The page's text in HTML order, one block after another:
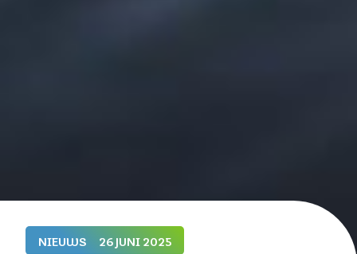
NIEUWS 26 JUNI 2025